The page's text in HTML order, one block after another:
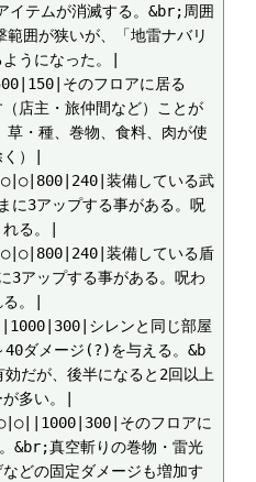
イテムが消滅する。&br;周囲
範囲が狭いが、「地雷ナバリ
うになった。|
そのフロアに居る
店主・旅仲間など）ことが
・種、巻物、食料、肉が使
）|
装備している武
に3アップする事がある。呪
る。|
装備している盾
3アップする事がある。呪わ
。|
シレンと同じ部屋
40ダメージ(?)を与える。&b
だが、後半になると2回以上
多い。|
そのフロアに
&br;真空斬りの巻物・雷光
どの固定ダメージも増加す